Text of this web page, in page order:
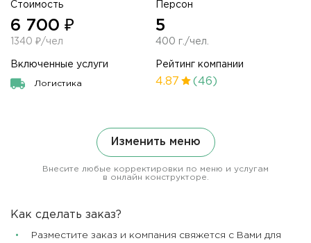
Стоимость
6 700 ₽
1340 ₽/чел
Персон
5
400 г./чел.
Включенные услуги
Логистика
Рейтинг компании
4.87 (46)
Изменить меню
Внесите любые корректировки по меню и услугам
в онлайн конструкторе.
Как сделать заказ?
Разместите заказ и компания свяжется с Вами для